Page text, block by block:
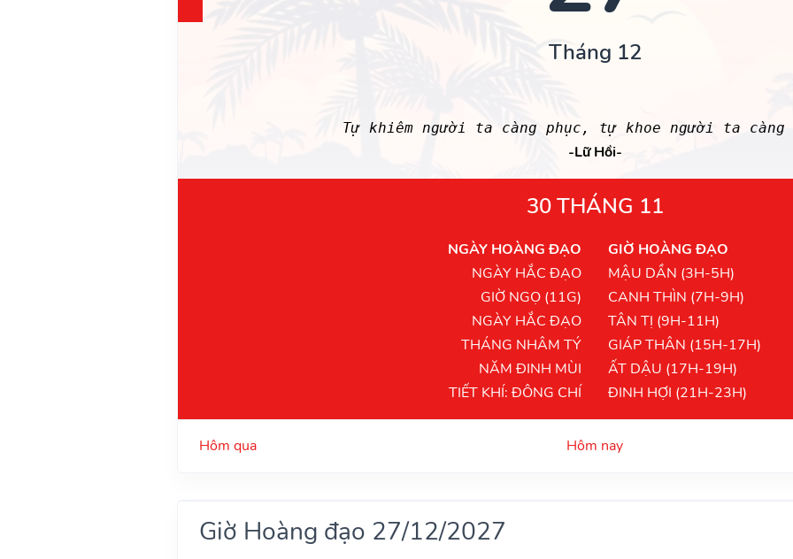
Tháng 12
Tự khiêm người ta càng phục, tự khoe người ta càng
-Lữ Hồi-
30 THÁNG 11
NGÀY HOÀNG ĐẠO
NGÀY HẮC ĐẠO
GIỜ NGỌ (11G)
NGÀY HẮC ĐẠO
THÁNG NHÂM TÝ
NĂM ĐINH MÙI
TIẾT KHÍ: ĐÔNG CHÍ
GIỜ HOÀNG ĐẠO
MẬU DẦN (3H-5H)
CANH THÌN (7H-9H)
TÂN TỊ (9H-11H)
GIÁP THÂN (15H-17H)
ẤT DẬU (17H-19H)
ĐINH HỢI (21H-23H)
Hôm qua Hôm nay
Giờ Hoàng đạo 27/12/2027